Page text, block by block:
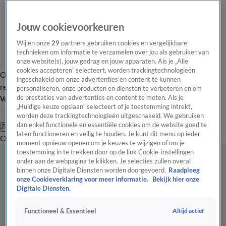
Overzicht Laatste nieuws Regionieuws Het beste van Hart
Tip de
redactie
Volg Hart van Nederland
Zoeken
OverzichtRegioUitzendingenWeerTip de redactiePanelVideo's
Jouw cookievoorkeuren
Wij en onze29 partners gebruiken cookies en vergelijkbare
technieken om informatie te verzamelen over jou als gebruiker van
onze website(s), jouw gedrag en jouw apparaten. Als je „Alle
cookies accepteren” selecteert, worden trackingtechnologieën
ingeschakeld om onze advertenties en content te kunnen
personaliseren, onze producten en diensten te verbeteren en om
de prestaties van advertenties en content te meten. Als je
„Huidige keuze opslaan” selecteert of je toestemming intrekt,
worden deze trackingtechnologieën uitgeschakeld. We gebruiken
dan enkel functionele en essentiële cookies om de website goed te
laten functioneren en veilig te houden. Je kunt dit menu op ieder
moment opnieuw openen om je keuzes te wijzigen of om je
toestemming in te trekken door op de link Cookie-instellingen
onder aan de webpagina te klikken. Je selecties zullen overal
binnen onze Digitale Diensten worden doorgevoerd. Raadpleeg
onze Cookieverklaring voor meer informatie.
Bekijk hier onze
Digitale Diensten.
Functioneel & Essentieel Altijd actief